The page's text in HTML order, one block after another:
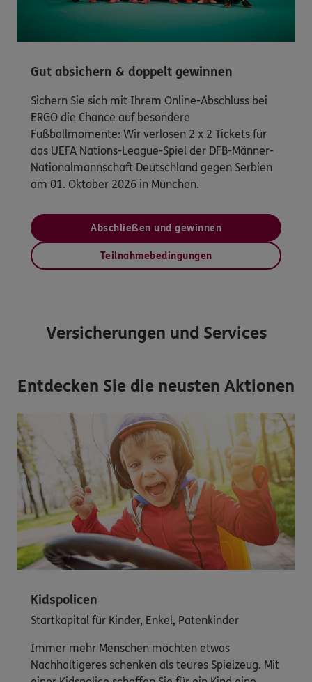
Gut absichern & doppelt gewinnen
Sichern Sie sich mit Ihrem Online-Abschluss bei
ERGO die Chance auf besondere
Fußballmomente: Wir verlosen 2 x 2 Tickets für
das UEFA Nations-League-Spiel der DFB-Männer-
Nationalmannschaft Deutschland gegen Serbien
am 01. Oktober 2026 in München.
Abschließen und gewinnen
Teilnahmebedingungen
Versicherungen und Services
Entdecken Sie die neusten Aktionen
Kidspolicen
Startkapital für Kinder, Enkel, Patenkinder
Immer mehr Menschen möchten etwas
Nachhaltigeres schenken als teures Spielzeug. Mit